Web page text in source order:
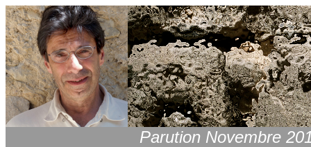
Parution Novembre